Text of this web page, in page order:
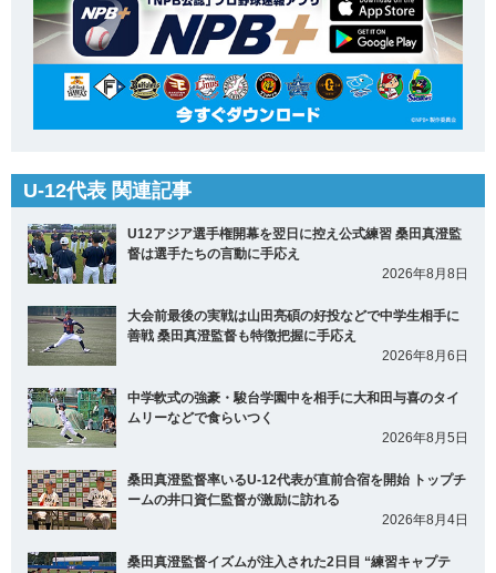
U-12代表 関連記事
U12アジア選手権開幕を翌日に控え公式練習 桑田真澄監
督は選手たちの言動に手応え
2026年8月8日
大会前最後の実戦は山田亮碩の好投などで中学生相手に
善戦 桑田真澄監督も特徴把握に手応え
2026年8月6日
中学軟式の強豪・駿台学園中を相手に大和田与喜のタイ
ムリーなどで食らいつく
2026年8月5日
桑田真澄監督率いるU-12代表が直前合宿を開始 トップチ
ームの井口資仁監督が激励に訪れる
2026年8月4日
桑田真澄監督イズムが注入された2日目 “練習キャプテ